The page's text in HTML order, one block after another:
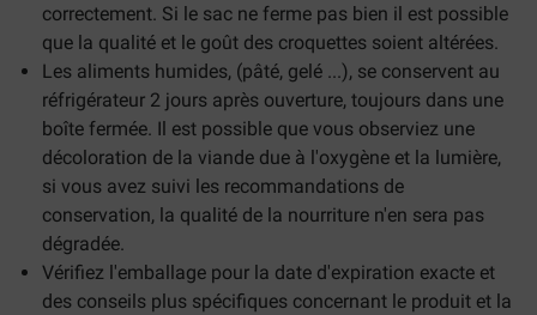
correctement. Si le sac ne ferme pas bien il est possible
que la qualité et le goût des croquettes soient altérées.
Les aliments humides, (pâté, gelé ...), se conservent au
réfrigérateur 2 jours après ouverture, toujours dans une
boîte fermée. Il est possible que vous observiez une
décoloration de la viande due à l'oxygène et la lumière,
si vous avez suivi les recommandations de
conservation, la qualité de la nourriture n'en sera pas
dégradée.
Vérifiez l'emballage pour la date d'expiration exacte et
des conseils plus spécifiques concernant le produit et la